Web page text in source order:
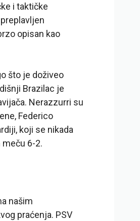
i taktičke
opisan kao
što je doživeo
Brazilac je
Nerazzurri su
Federico
koji se nikada
6-2.
našim
praćenja. PSV